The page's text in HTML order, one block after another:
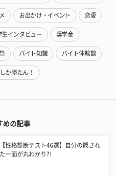
お出かけ・イベント 恋愛
生インタビュー 奨学金
バイト知識 バイト体験談
か勝たん！
めの記事
【性格診断テスト46選】自分の隠され
た一面が丸わかり?!